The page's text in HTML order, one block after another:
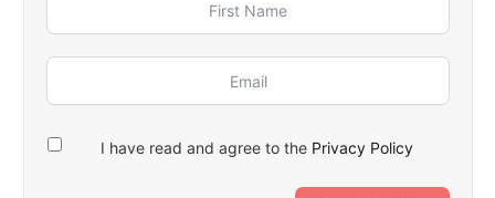
I have read and agree to the Privacy Policy